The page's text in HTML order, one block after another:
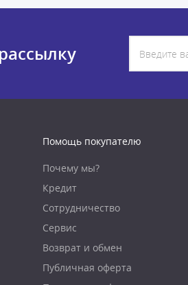
Помощь покупателю
Почему мы?
Кредит
Сотрудничество
Сервис
Возврат и обмен
Публичная оферта